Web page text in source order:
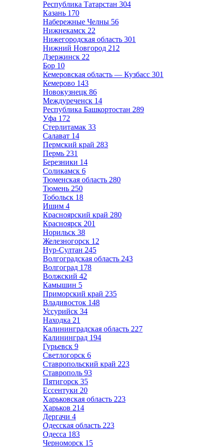
Республика Татарстан 304
Казань 170
Набережные Челны 56
Нижнекамск 22
Нижегородская область 301
Нижний Новгород 212
Дзержинск 22
Бор 10
Кемеровская область — Кузбасс 301
Кемерово 143
Новокузнецк 86
Междуреченск 14
Республика Башкортостан 289
Уфа 172
Стерлитамак 33
Салават 14
Пермский край 283
Пермь 231
Березники 14
Соликамск 6
Тюменская область 280
Тюмень 250
Тобольск 18
Ишим 4
Красноярский край 280
Красноярск 201
Норильск 38
Железногорск 12
Нур-Султан 245
Волгоградская область 243
Волгоград 178
Волжский 42
Камышин 5
Приморский край 235
Владивосток 148
Уссурийск 34
Находка 21
Калининградская область 227
Калининград 194
Гурьевск 9
Светлогорск 6
Ставропольский край 223
Ставрополь 93
Пятигорск 35
Ессентуки 20
Харьковская область 223
Харьков 214
Дергачи 4
Одесская область 223
Одесса 183
Черноморск 15